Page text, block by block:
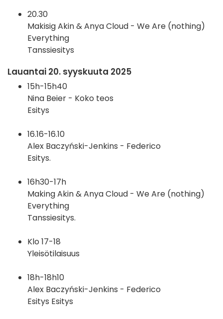
20.30
Makisig Akin & Anya Cloud - We Are (nothing)
Everything
Tanssiesitys
Lauantai 20. syyskuuta 2025
15h-15h40
Nina Beier - Koko teos
Esitys
16.16-16.10
Alex Baczyński-Jenkins - Federico
Esitys.
16h30-17h
Making Akin & Anya Cloud - We Are (nothing)
Everything
Tanssiesitys.
Klo 17-18
Yleisötilaisuus
18h-18h10
Alex Baczyński-Jenkins - Federico
Esitys Esitys